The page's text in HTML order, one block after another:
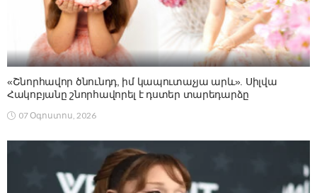
«Շնորհավոր ծնունդդ, իմ կապուտաչյա արև». Սիլվա
Հակոբյանը շնորհավորել է դստեր տարեդարձը
07 Օգոստոս, 2026